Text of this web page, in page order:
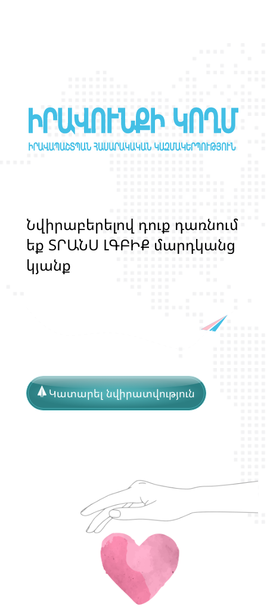
Նվիրաբերելով դոք դառնոմ
եք ՏՐԱՆՍ ԼԳԲԻՔ մարդկանց
կյանք
Կատարել նվիրատվություն